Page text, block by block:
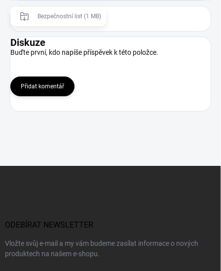
Bezpečnostní list (1 MB)
Diskuze
Buďte první, kdo napíše příspěvek k této položce.
Přidat komentář
ODEBÍRAT NEWSLETTER
Vložte svůj e-mail a my vám budeme zasílat informace o nových
produktech na našem e-shopu.